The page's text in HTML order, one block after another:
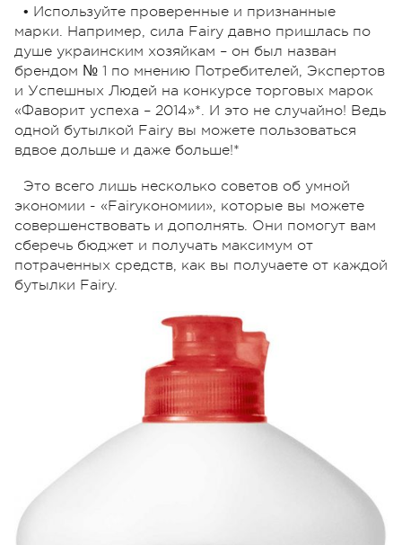
• Используйте проверенные и признанные
марки. Например, сила Fairy давно пришлась по
душе украинским хозяйкам – он был назван
брендом № 1 по мнению Потребителей, Экспертов
и Успешных Людей на конкурсе торговых марок
«Фаворит успеха – 2014»*. И это не случайно! Ведь
одной бутылкой Fairy вы можете пользоваться
вдвое дольше и даже больше!*
Это всего лишь несколько советов об умной
экономии - «Fairyкономии», которые вы можете
совершенствовать и дополнять. Они помогут вам
сберечь бюджет и получать максимум от
потраченных средств, как вы получаете от каждой
бутылки Fairy.